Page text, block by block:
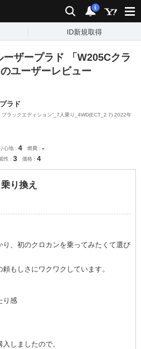
検索 通知
i
ID新規取得
ーザープラド 「W205Cクラ
ユーザーレビュー
ラド
ブラックエディション”_7人乗り_4WD(ECT_2.7) 2022年
心地 4 燃費 -
性 3 価格 4
り換え
り、初のクロカンを乗ってみたくて選び
もしさにワクワクしています。
り感
しましたので。